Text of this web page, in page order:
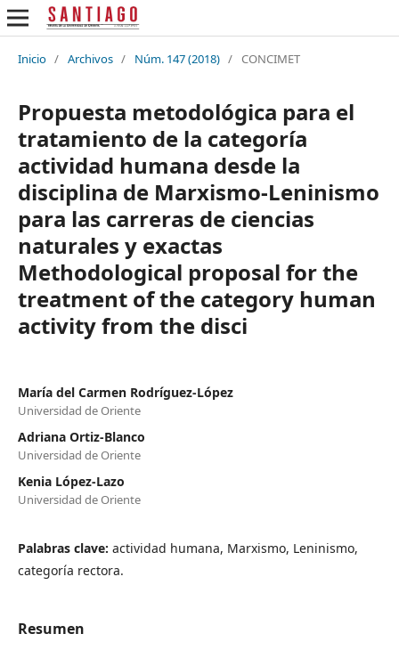
Inicio / Archivos / Núm. 147 (2018) / CONCIMET
Propuesta metodológica para el
tratamiento de la categoría
actividad humana desde la
disciplina de Marxismo-Leninismo
para las carreras de ciencias
naturales y exactas
Methodological proposal for the
treatment of the category human
activity from the disci
María del Carmen Rodríguez-López
Universidad de Oriente
Adriana Ortiz-Blanco
Universidad de Oriente
Kenia López-Lazo
Universidad de Oriente
Palabras clave: actividad humana, Marxismo, Leninismo,
categoría rectora.
Resumen